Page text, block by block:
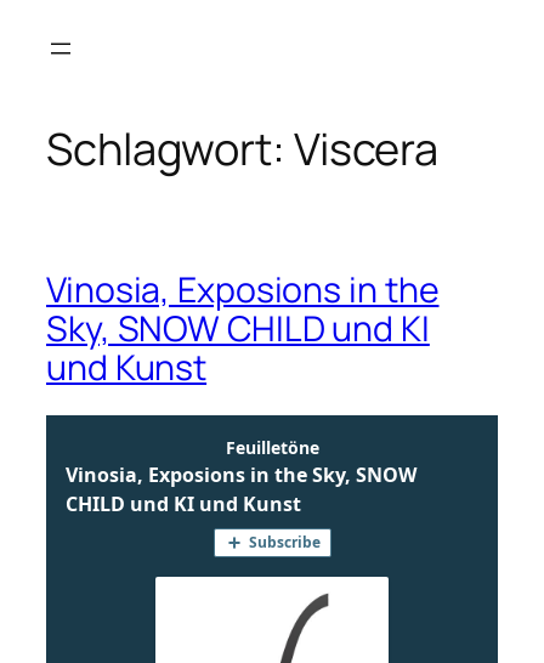
Inhalt
Schlagwort: Viscera
Vinosia, Exposions in the
Sky, SNOW CHILD und KI
und Kunst